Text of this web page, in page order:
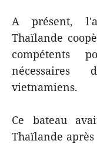
A présent,
Thaïlande
compétents
nécessaires
vietnamiens.
Ce bateau
Thaïlande